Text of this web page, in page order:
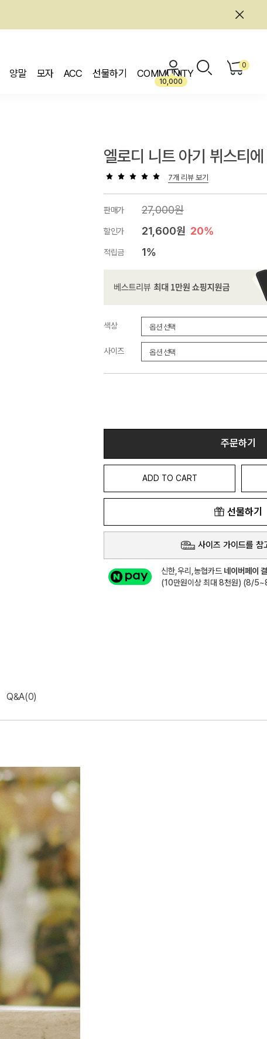
양말 모자 ACC 선물하기 COMMUNITY
10,000
0
엘로디 니트 아기 뷔스티에
7개 리뷰 보기
판매가 27,000원
할인가 21,600원 20%
적립금 1%
색상
사이즈
주문하기
ADD TO CART
선물하기
사이즈 가이드를 참
신한,우리,농협카드 네이버페이
(10만원이상 최대 8천원) (8/
Q&A(0)